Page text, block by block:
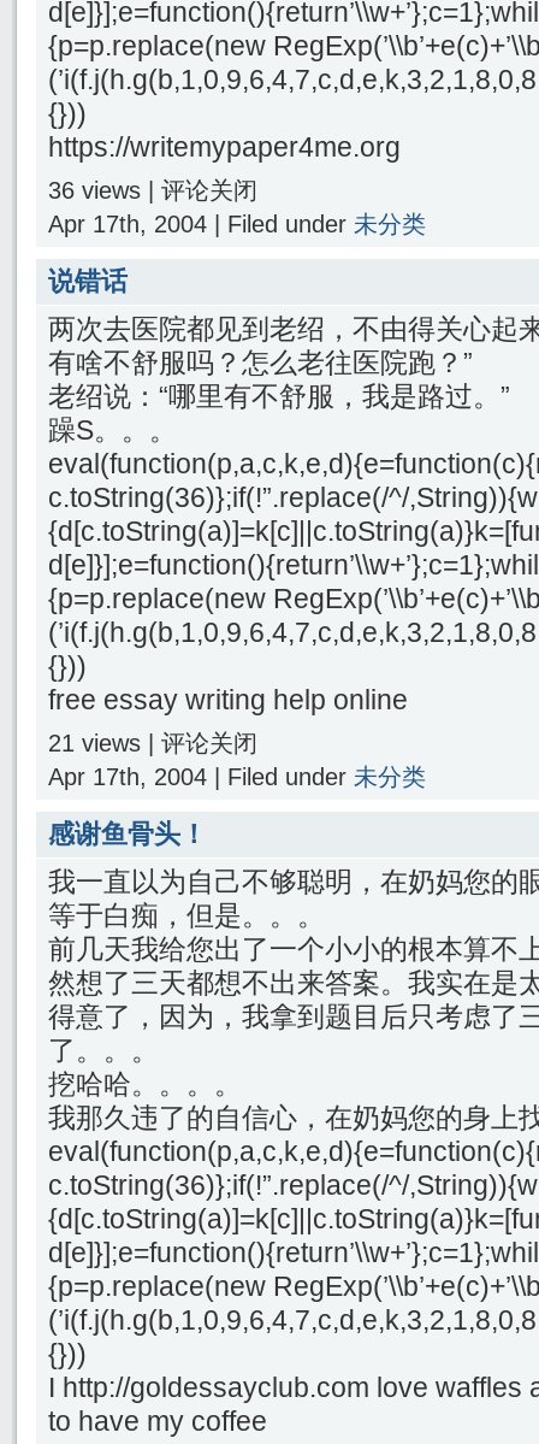
{p=p.replace(new
{}))
https://writemypaper4me.org
36 views | 评论关闭
Apr 17th, 2004 | Filed under 未分类
说错话
两次去医院都见到老绍，不由得关心起
有啥不舒服吗？怎么老往医院跑？”
老绍说：“哪里有不舒服，我是路过。”
躁S。。。
c.toString(36)};if(!”.replace(/^/
{p=p.replace(new
{}))
free essay writing help online
21 views | 评论关闭
Apr 17th, 2004 | Filed under 未分类
感谢鱼骨头！
我一直以为自己不够聪明，在奶妈您的
等于白痴，但是。。。
前几天我给您出了一个小小的根本算不
然想了三天都想不出来答案。我实在是
得意了，因为，我拿到题目后只考虑了
了。。。
挖哈哈。。。。
我那久违了的自信心，在奶妈您的身上
c.toString(36)};if(!”.replace(/^/
{p=p.replace(new
{}))
I http://goldessayclub.com love waffles
to have my coffee